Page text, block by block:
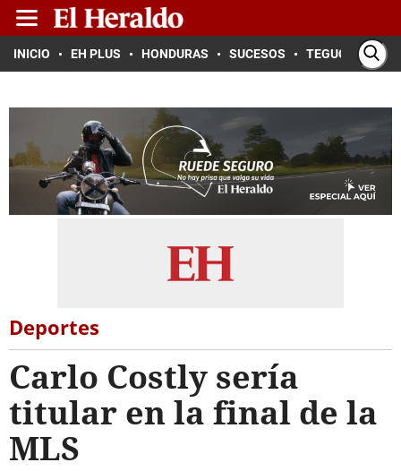
INICIO EH PLUS HONDURAS SUCESOS TEGUCIGALPA
Deportes
Carlo Costly sería
titular en la final de la
MLS